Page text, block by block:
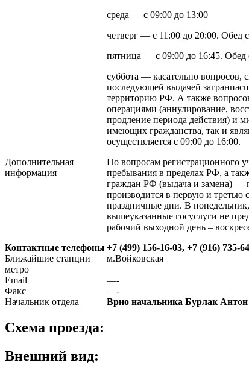
среда — с 09:00 до 13:00
четверг — с 11:00 до 20:00. Обед
пятница — с 09:00 до 16:45. Обед
суббота — касательно вопросов,
последующей выдачей
территорию РФ. А также
операциями (аннулирование,
продление периода действия) и
имеющих гражданства, так и
осуществляется с 09:00 до 16:00.
Дополнительная
информация
По вопросам регистрационного
пребывания в пределах РФ, а
граждан РФ (выдача и замена) —
производится в первую и третью
праздничные дни. В
вышеуказанные госуслуги не
рабочий выходной день –
Контактные телефоны +7 (499) 156-16-03, +7 (916) 735-
Ближайшие станции
метро
м.Войковская
Email
—-
Факс
—-
Начальник отдела
Врио начальника Бурлак
Схема проезда:
Внешний вид: